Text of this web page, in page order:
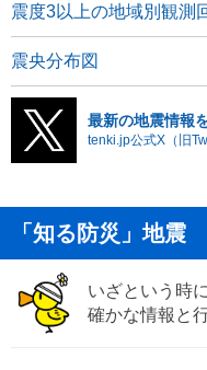
震度3以上の地域別観測
震央分布図
最新の地震情報
tenki.jp公式X（旧
「知る防災」地震
いざという時
確かな情報と